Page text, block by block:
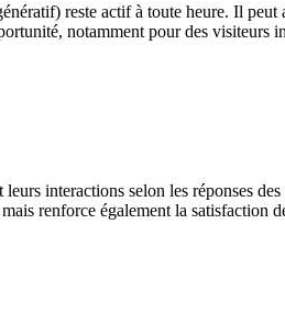
reste actif à toute heure. Il
notamment pour des visiteurs
leurs interactions selon les réponses
renforce également la satisfaction